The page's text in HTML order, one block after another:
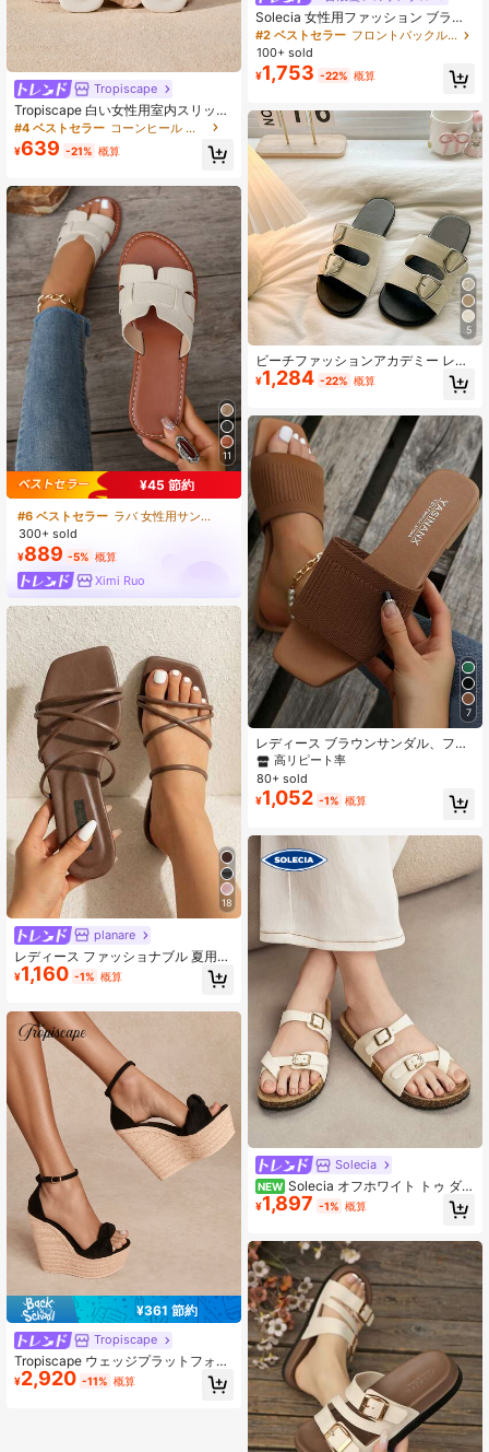
Tropiscape
Tropiscape 白い女性用室内スリッ
パ、夏用、新作ハウスシューズ、女
性用フラットサンダル、アウトドア
ウェア、快適でスタイリッシュ、シ
ラックス バカンス ビーチ 秋冬ギフ
ト コテージコア、サマーアウトフィ
ット
#4 ベストセラー コーンヒール 女性用サンダル
¥639 -21% 概算
11
¥45 節約
#6 ベストセラー
ラバ 女性用サンダル
300+ sold
¥889 -5% 概算
Ximi Ruo
18
planare
レディース ファッショナブル 夏用ビ
ーチスリッポンサンダル、快適で軽
量、ホリデー必需品
¥1,160 -1% 概算
¥361 節約
Tropiscape
Tropiscape ウェッジプラットフォー
ム 防水 レトロ 編み込み スリングバ
ック サンダル、調節可能なアンクル
¥2,920 -11% 概算
Solecia 女性用ファッション ブラウ
ン コンフォートフラット ビーチサン
ダル
#2 ベストセラー
フロントバックル 女性用サンダル
100+ sold
¥1,753 -22% 概算
5
ビーチファッションアカデミー レデ
ィーススポーツサンダル、ヴィンテ
ージアーティスティックスタイル、
ェアに適し、カジュアルな服装と合
わせてリラックスして快適なルッ
ク、エレガントなミニマリストデザ
インの鮮やかな夏のフラットスポー
ツサンダル
¥1,284 -22% 概算
7
レディース ブラウンサンダル、ファ
ッショナブルなカジュアルビーチス
リッパ、多用途な夏用ウェア、ホリ
デー必需品
高リピート率
80+ sold
¥1,052 -1% 概算
Solecia
NEW Solecia オフホワイト トゥ ダブ
ルバックル コルク、シンプルで多用
途な夏用フラットサンダル
¥1,897 -1% 概算